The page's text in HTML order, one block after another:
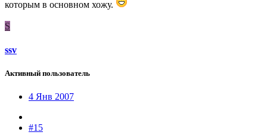
которым в основном хожу.
S
ssv
Активный пользователь
4 Янв 2007
#15